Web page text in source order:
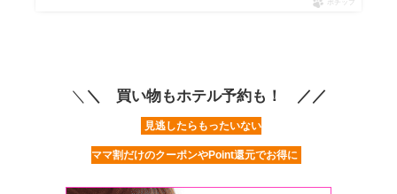
ポチップ
＼ ＼ 買い物もホテル予約も！ ／／
見逃したらもったいない
ママ割だけのクーポンやPoint還元でお得に